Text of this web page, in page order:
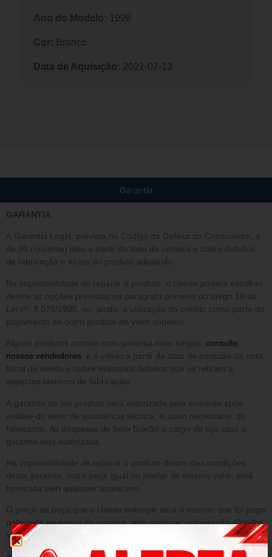
Ano do Modelo: 1996
Cor: Branco
Data de Aquisição: 2021-07-13
Garantia
GARANTIA
A Garantia Legal, prevista no Código de Defesa do Consumidor, é
de 90 (noventa) dias a partir da data da compra e cobre defeitos
de fabricação e vícios do produto adquirido.
Na impossibilidade de reparar o produto, o cliente poderá escolher
dentre as opções previstas no parágrafo primeiro do artigo 18 da
Lei nº- 8.078/1990, ou, ainda, a utilização do crédito como parte do
pagamento de outro produto de valor superior.
Alguns produtos contam com garantia mais longas, consulte
nossos vendedores , e é válido a partir da data de emissão da nota
fiscal de venda e cobre eventuais defeitos que se refiram a
aspectos técnicos de fabricação.
A garantia de um produto será autorizada pela somente após
análise do setor de assistência técnica, e, caso necessário, do
fabricante. As despesas de frete ficarão a cargo da loja caso a
garantia seja autorizada.
Na impossibilidade de reparar o produto dentro das condições
desta garantia, outra peça igual ou similar de mesmo valor, será
fornecida sem qualquer acréscimo.
O preço da peça que o cliente entregar será o mesmo que foi pago
pela peça na época da compra, sem qualquer valorização. O valor
será o que constar no sistema da loja.